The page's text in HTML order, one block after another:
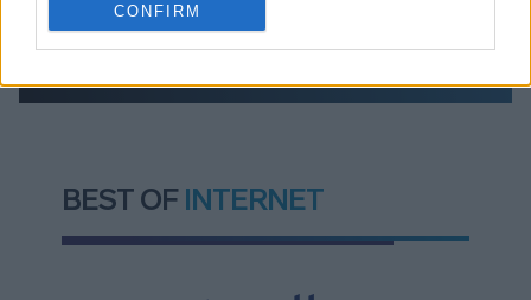
CONFIRM
BEST OF INTERNET